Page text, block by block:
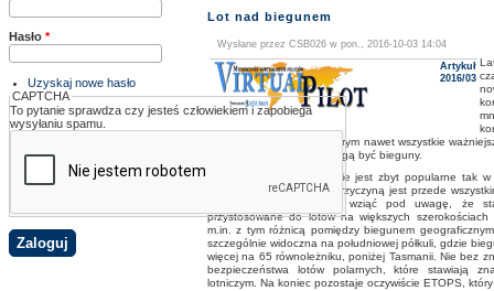
Lot nad biegunem
Wysłane przez CSB026 w pon., 2016-10-03 14:04
Artykuł
2016/03
kontynenty, kraje, a niektórym nawet wszystkie
wyzwań? Odpowiedzią mogą być bieguny.
Latanie nad biegunami nie jest zbyt popularne tak
symulacji. Współcześnie przyczyną jest przede
drodze. Ponadto trzeba wziąć pod uwagę, że
przystosowane do lotów na większych
m.in. z tym różnicą pomiędzy biegunem
szczególnie widoczna na południowej półkuli, gdzie
więcej na 65 równoleżniku, poniżej Tasmanii. Nie bez
bezpieczeństwa lotów polarnych, które stawiają
lotniczym. Na koniec pozostaje oczywiście ETOPS,
Hasło *
Uzyskaj nowe hasło
CAPTCHA
To pytanie sprawdza czy jesteś człowiekiem i zapobiega
wysyłaniu spamu.